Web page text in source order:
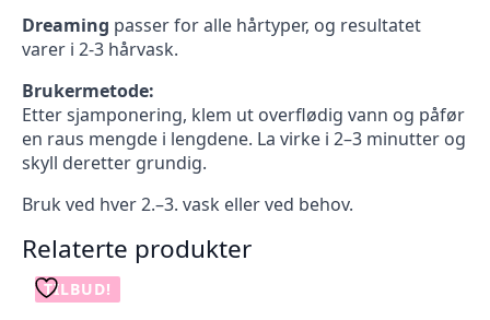
Dreaming passer for alle hårtyper, og resultatet
varer i 2-3 hårvask.
Brukermetode:
Etter sjamponering, klem ut overflødig vann og påfør
en raus mengde i lengdene. La virke i 2–3 minutter og
skyll deretter grundig.
Bruk ved hver 2.–3. vask eller ved behov.
Relaterte produkter
TILBUD!